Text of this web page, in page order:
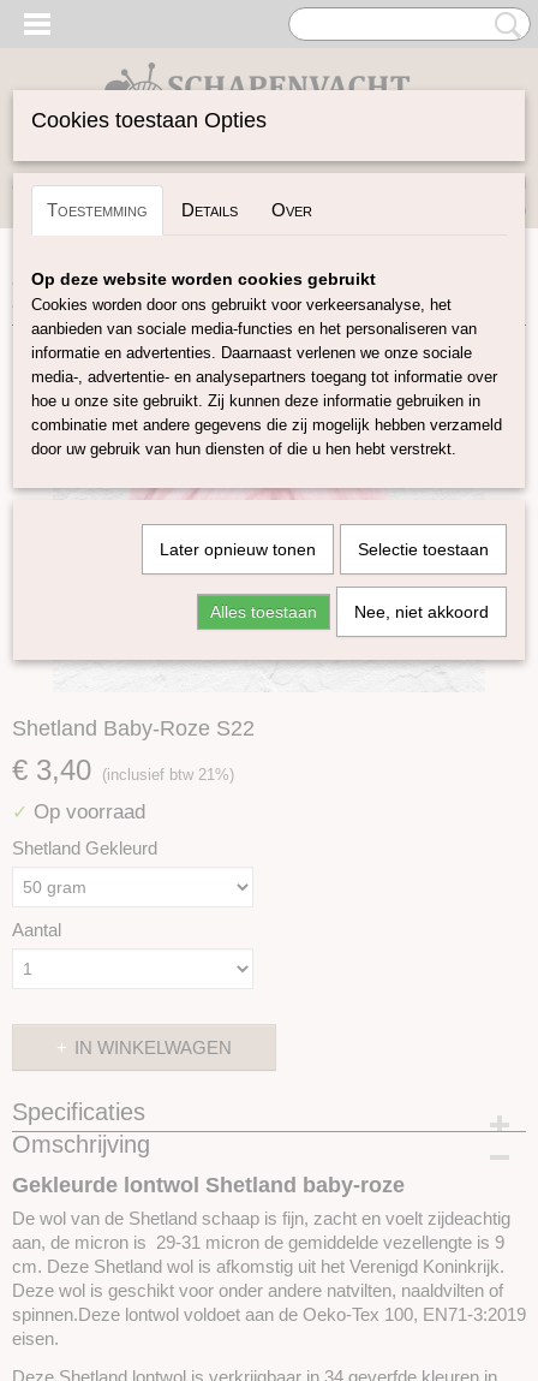
Inloggen Registreren
(0)
Home>Spinwol>Lontwol Shetland gekleurd
Baby-Roze S22
Shetland Baby-Roze S22
€ 3,40 (inclusief btw 21%)
✓ Op voorraad
Shetland Gekleurd
Aantal
IN WINKELWAGEN
Specificaties
Productcode
Omschrijving
Gekleurde lontwol Shetland baby-roze
De wol van de Shetland schaap is fijn, zacht en voelt zijdeachtig
aan, de micron is 29-31 micron de gemiddelde vezellengte is 9
cm. Deze Shetland wol is afkomstig uit het Verenigd Koninkrijk.
Deze wol is geschikt voor onder andere natvilten, naaldvilten of
spinnen.Deze lontwol voldoet aan de Oeko-Tex 100, EN71-3:2019
eisen.
Deze Shetland lontwol is verkrijgbaar in 34 geverfde kleuren in
Cookies toestaan Opties
Toestemming Details Over
Op deze website worden cookies gebruikt
Cookies worden door ons gebruikt voor verkeersanalyse, het
aanbieden van sociale media-functies en het personaliseren van
informatie en advertenties. Daarnaast verlenen we onze sociale
media-, advertentie- en analysepartners toegang tot informatie over
hoe u onze site gebruikt. Zij kunnen deze informatie gebruiken in
combinatie met andere gegevens die zij mogelijk hebben verzameld
door uw gebruik van hun diensten of die u hen hebt verstrekt.
Later opnieuw tonen Selectie toestaan
Alles toestaan Nee, niet akkoord